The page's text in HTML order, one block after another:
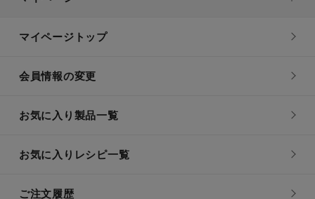
マイページトップ
会員情報の変更
お気に入り製品一覧
お気に入りレシピ一覧
ご注文履歴